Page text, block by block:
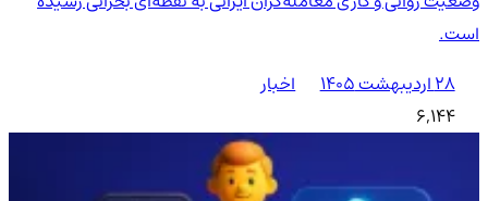
است.
۲۸ اردیبهشت ۱۴۰۵
اخبار
6,144